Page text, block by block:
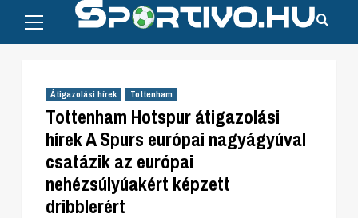
content
Menu
Átigazolási hírek Tottenham
Tottenham Hotspur átigazolási
hírek A Spurs európai nagyágyúval
csatázik az európai
nehézsúlyúakért képzett
dribblerért